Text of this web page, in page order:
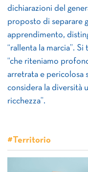
dichiarazioni del
proposto di separare
apprendimento,
“rallenta la marcia”.
“che riteniamo
arretrata e pericolosa
considera la diversità
ricchezza”.
#Territorio